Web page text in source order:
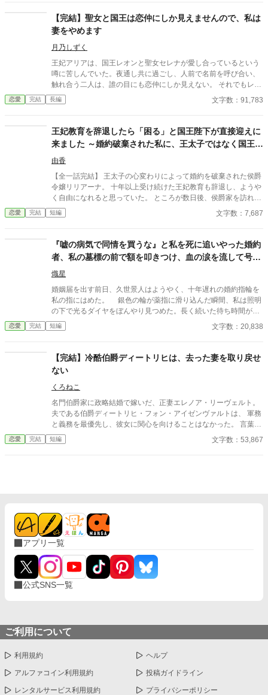
【完結】聖女と国王は恋仲にしか見えませんので、私は
妻をやめます
月乃しずく
王妃アリアは、国王レオンと聖女セレナが愛し合っているという
噂に苦しんでいた。夜通し共に過ごし、人前で名前を呼び合い、
触れ合う二人は、誰の目にも恋仲にしか見えない。 それでもレオ
ンは「国を守るために必要なことだ」と妻の痛みに気づかず、セ
レナも王妃の席へ座り、妻のように振る舞い続ける。ついに礼拝
に呆れましたわ」そして結婚指輪をレオンへ投げつけ、「私は、
あなたの妻をやめます」と宣言する。だが王妃が去った直後、妻
になったつもりで振る舞う聖女へ、王宮中の視線は冷たく変わっ
ていき。
恋愛 完結 長編 文字数：91,783
王妃教育を辞退したら「困る」と国王陛下が直接迎えに
来ました ～婚約破棄された私に、王太子ではなく国王陛
下が求婚してきます〜
由香
【全一話完結】 王太子の心変わりによって婚約を破棄された侯爵
令嬢リリアーナ。 十年以上受け続けた王妃教育も辞退し、ようや
く自由になれると思っていた。 ところが数日後、侯爵家を訪れた
のは国王陛下本人。 「王妃教育を辞退されると困る。私の妃にな
ってほしい」 努力を踏みにじった王太子はすべてを失い、選ばれ
れながら、世界一幸せな王妃になるまでの逆転ラブストーリー。
恋愛 完結 短編 文字数：7,687
『嘘の病気で同情を買うな』と私を死に追いやった婚約
者、私の墓標の前で額を叩きつけ、血の涙を流して号泣
する大破滅！
熾星
婚姻届を出す前日、久世景人はようやく、十年遅れの婚約指輪を
私の指にはめた。 銀色の輪が薬指に滑り込んだ瞬間、私は照明
の下で光るダイヤをぼんやり見つめた。長く続いた待ち時間が、
やっと終わったような気がした。けれど次の瞬間、彼は私の手を
見下ろし、まるで似合わない品物を評するように静かな声で言っ
を失った。 景人はそのまま私の指先を取ると、さっきはめたば
かりの指輪を抜き取った。十年待ち続けた指輪は、彼の手のひら
の上で冷たく光っていた。 「この指輪、瑠奈の手にあったほうが
似合うと思う」 私は手を引き戻し、信じられない思いで彼を見
た。 「どういう意味？ 瑠奈と結婚するつもりなの？」 景人は
目を伏せ、指輪の縁を指先でなぞった。まるで、たいしたことで
はない問いを少し考えているだけのようだった。 「そこまでじゃ
ない。ただ、会えない時間が長くなると、どうしても瑠奈のこと
を考えるんだ」 その瞬間、私は自分がどうやってあのタワーマ
恋愛 完結 短編 文字数：20,838
【完結】冷酷伯爵ディートリヒは、去った妻を取り戻せ
ない
くろねこ
名門伯爵家に政略結婚で嫁いだ、正妻エレノア・リーヴェルト。
夫である伯爵ディートリヒ・フォン・アイゼンヴァルトは、 軍務
と義務を最優先し、彼女に関心を向けることはなかった。 言葉
も、視線も、愛情も与えられない日々。それでも伯爵夫人として
尽くし続けたエレノアは、ある一言をきっかけに、静かに伯爵家
ら、遅いのです。
恋愛 完結 短編 文字数：53,867
アプリ一覧
公式SNS一覧
ご利用について
利用規約 ヘルプ
アルファコイン利用規約 投稿ガイドライン
レンタルサービス利用規約 プライバシーポリシー